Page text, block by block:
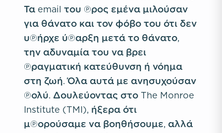
Τα email του προς εμένα μιλούσαν
για θάνατο και τον φόβο του ότι δεν
υπήρχε ύπαρξη μετά το θάνατο,
την αδυναμία του να βρει
πραγματική κατεύθυνση ή νόημα
στη ζωή. Όλα αυτά με ανησυχούσαν
πολύ. Δουλεύοντας στο The Monroe
Institute (TMI), ήξερα ότι
μπορούσαμε να βοηθήσουμε, αλλά